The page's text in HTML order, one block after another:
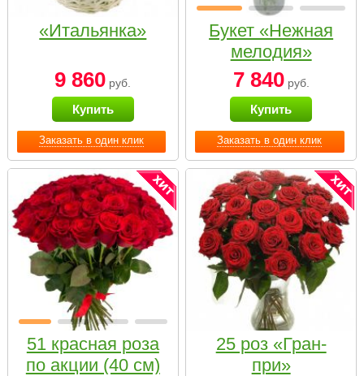
Заказать в один клик
«Итальянка»
9 860 руб.
Купить
Заказать в один клик
Букет «Нежная
мелодия»
7 840руб.
Купить
51 красная роза
по акции (40 см)
25 роз «Гран-
при»